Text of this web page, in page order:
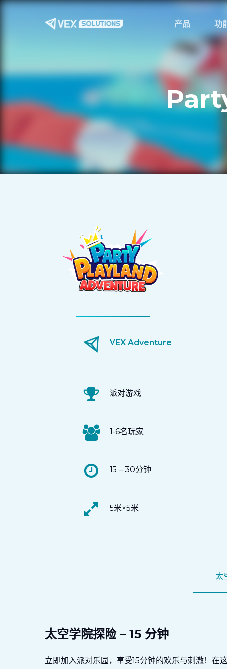
跳
容
产品 功
VEX Adventure
派对游戏
1-6名玩家
15 – 30分钟
5米×5米
太
太空学院探险 – 15 分钟
立即加入派对乐园，享受15分钟的欢乐与刺激！在